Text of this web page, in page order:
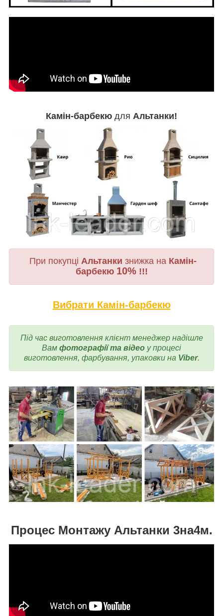
Камін-барбекю для Альтанки!
При покупці Альтанки знижка на Камін-
барбекю 10%!!!
Вибрати Камін-барбекю
Під час виготовлення клієнт менеджер надішле
Вам фотографії та відео у процесі
виготовлення, фарбування, упаковки на Viber.
Процес Монтажу Альтанки 3на4м.